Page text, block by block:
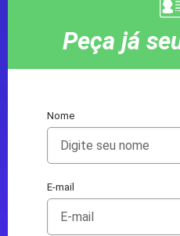
Peça já
Nome
E-mail